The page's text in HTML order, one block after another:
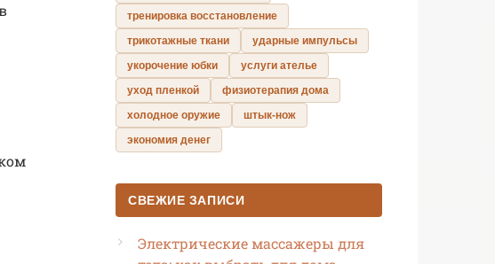
тренировка восстановление
трикотажные ткани
ударные импульсы
укорочение юбки
услуги ателье
уход пленкой
физиотерапия дома
холодное оружие
штык-нож
экономия денег
СВЕЖИЕ ЗАПИСИ
Электрические массажеры для